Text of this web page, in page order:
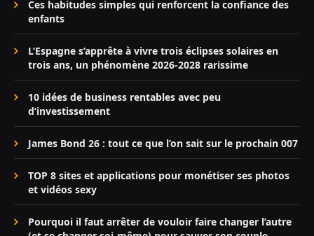
Ces habitudes simples qui renforcent la confiance des
enfants
L’Espagne s’apprête à vivre trois éclipses solaires en
trois ans, un phénomène 2026-2028 rarissime
10 idées de business rentables avec peu
d’investissement
James Bond 26 : tout ce que l’on sait sur le prochain 007
TOP 8 sites et applications pour monétiser ses photos
et vidéos sexy
Pourquoi il faut arrêter de vouloir faire changer l’autre